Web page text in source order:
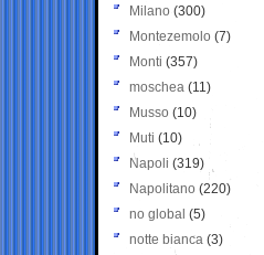
Milano (300)
Montezemolo (7)
Monti (357)
moschea (11)
Musso (10)
Muti (10)
Napoli (319)
Napolitano (220)
no global (5)
notte bianca (3)